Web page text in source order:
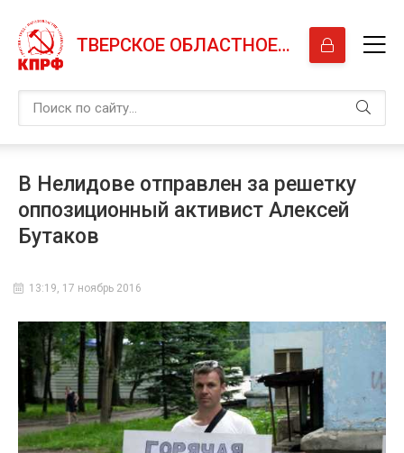
ТВЕРСКОЕ ОБЛАСТНОЕ ОТДЕЛЕНИЕ КПРФ
В Нелидове отправлен за решетку
оппозиционный активист Алексей
Бутаков
13:19, 17 ноябрь 2016